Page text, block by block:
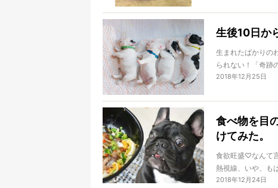
生後10日か
生まれたばかりの
られない！「奇跡
て欲しいですよね。
この記事では２つ
の、生後１０日と
てフレブルの赤ち
2018年12月25日
食べ物を目
けてみた。
食欲旺盛♡なんて
熱視線、いや、も
さんいると思いま
2018年12月24日